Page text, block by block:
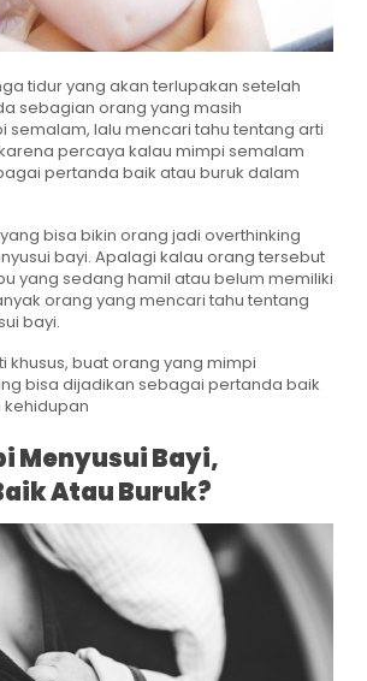
tidur yang akan terlupakan setelah
sebagian orang yang masih
semalam, lalu mencari tahu tentang arti
percaya kalau mimpi semalam
pertanda baik atau buruk dalam
bisa bikin orang jadi overthinking
bayi. Apalagi kalau orang tersebut
yang sedang hamil atau belum memiliki
orang yang mencari tahu tentang
bayi.
khusus, buat orang yang mimpi
bisa dijadikan sebagai pertanda baik
Menyusui Bayi,
Atau Buruk?